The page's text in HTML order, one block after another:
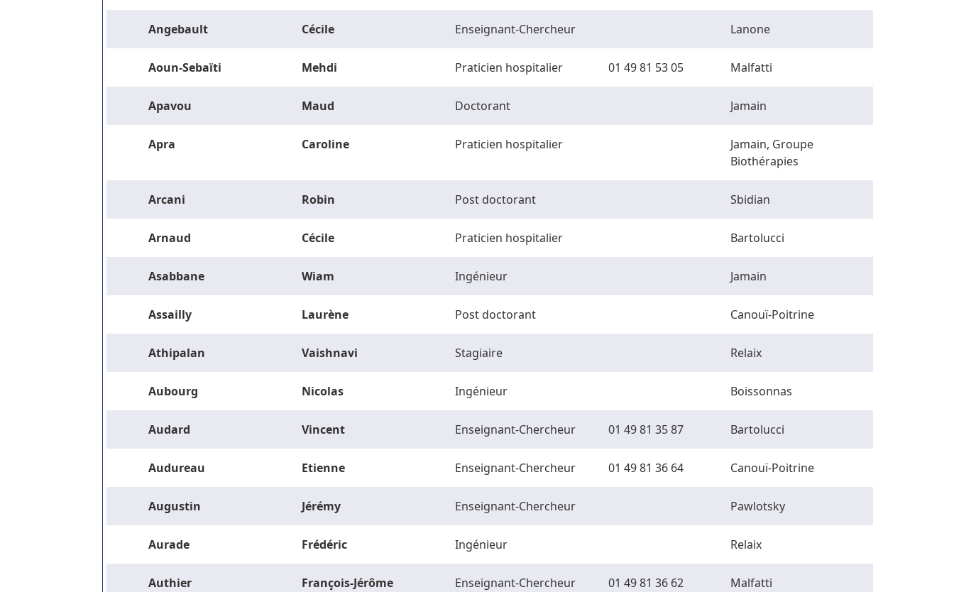
Angebault Cécile Enseignant-Chercheur Lanone
Aoun-Sebaïti Mehdi Praticien hospitalier 01 49 81 53 05 Malfatti
Apavou Maud Doctorant Jamain
Apra Caroline Praticien hospitalier
Jamain, Groupe
Biothérapies
Arcani Robin Post doctorant Sbidian
Arnaud Cécile Praticien hospitalier Bartolucci
Asabbane Wiam Ingénieur Jamain
Assailly Laurène Post doctorant Canouï-Poitrine
Athipalan Vaishnavi Stagiaire Relaix
Aubourg Nicolas Ingénieur Boissonnas
Audard Vincent Enseignant-Chercheur 01 49 81 35 87 Bartolucci
Audureau Etienne Enseignant-Chercheur 01 49 81 36 64 Canouï-Poitrine
Augustin Jérémy Enseignant-Chercheur Pawlotsky
Aurade Frédéric Ingénieur Relaix
Authier François-Jérôme Enseignant-Chercheur 01 49 81 36 62 Malfatti